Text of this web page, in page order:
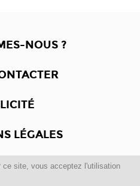
ce site, vous acceptez l'utilisation
NOUS ?
LÉGALES
- Tous droits réservés.